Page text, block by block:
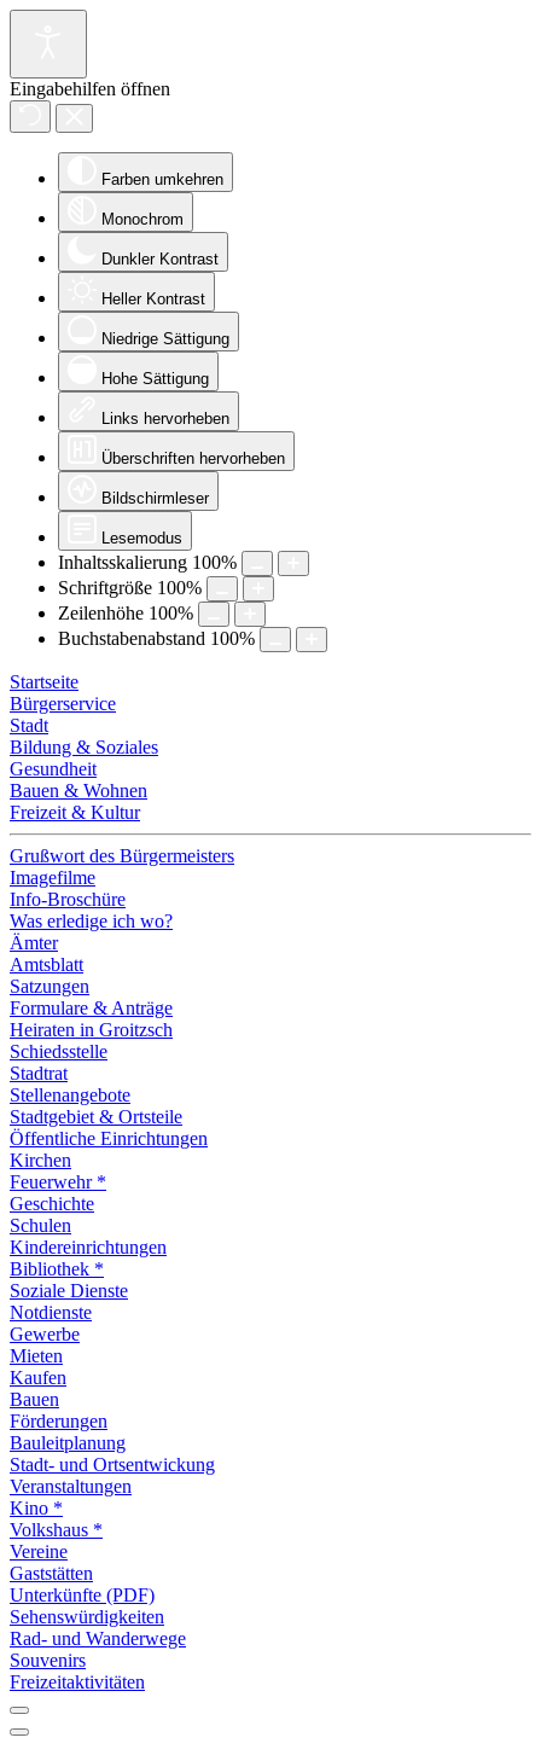
Eingabehilfen öffnen
Farben umkehren
Monochrom
Dunkler Kontrast
Heller Kontrast
Niedrige Sättigung
Hohe Sättigung
Links hervorheben
Überschriften hervorheben
Bildschirmleser
Lesemodus
Inhaltsskalierung 100%
Schriftgröße 100%
Zeilenhöhe 100%
Buchstabenabstand 100%
Startseite
Bürgerservice
Stadt
Bildung & Soziales
Gesundheit
Bauen & Wohnen
Freizeit & Kultur
Grußwort des Bürgermeisters
Imagefilme
Info-Broschüre
Was erledige ich wo?
Ämter
Amtsblatt
Satzungen
Formulare & Anträge
Heiraten in Groitzsch
Schiedsstelle
Stadtrat
Stellenangebote
Stadtgebiet & Ortsteile
Öffentliche Einrichtungen
Kirchen
Feuerwehr *
Geschichte
Schulen
Kindereinrichtungen
Bibliothek *
Soziale Dienste
Notdienste
Gewerbe
Mieten
Kaufen
Bauen
Förderungen
Bauleitplanung
Stadt- und Ortsentwickung
Veranstaltungen
Kino *
Volkshaus *
Vereine
Gaststätten
Unterkünfte (PDF)
Sehenswürdigkeiten
Rad- und Wanderwege
Souvenirs
Freizeitaktivitäten